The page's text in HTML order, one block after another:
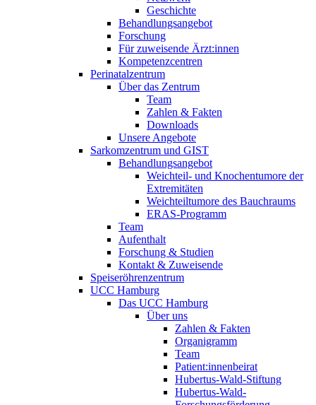
Geschichte
Behandlungsangebot
Forschung
Für zuweisende Ärzt:innen
Kompetenzcentren
Perinatalzentrum
Über das Zentrum
Team
Zahlen & Fakten
Downloads
Unsere Angebote
Sarkomzentrum und GIST
Behandlungsangebot
Weichteil- und Knochentumore der
Extremitäten
Weichteiltumore des Bauchraums
ERAS-Programm
Team
Aufenthalt
Forschung & Studien
Kontakt & Zuweisende
Speiseröhrenzentrum
UCC Hamburg
Das UCC Hamburg
Über uns
Zahlen & Fakten
Organigramm
Team
Patient:innenbeirat
Hubertus-Wald-Stiftung
Hubertus-Wald-